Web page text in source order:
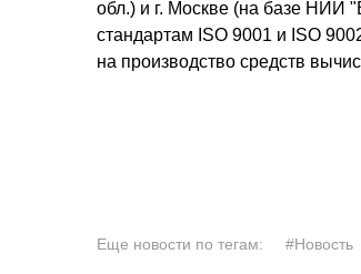
обл.) и г. Москве (на базе НИИ
стандартам ISO 9001 и ISO
на производство средств
Еще новости по тегам: #Новость